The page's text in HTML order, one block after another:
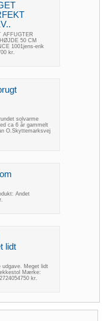
AFFUGTER
50 CM
1001jens-erik
kr.
solvarme
ca 6 år gammelt
O.Skyttemarksvej
Andet
lidt
Meget lidt
Mærke:
kr.